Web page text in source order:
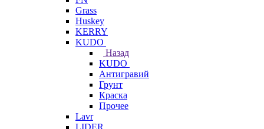
Grass
Huskey
KERRY
KUDO
Назад
KUDO
Антигравий
Грунт
Краска
Прочее
Lavr
LIDER